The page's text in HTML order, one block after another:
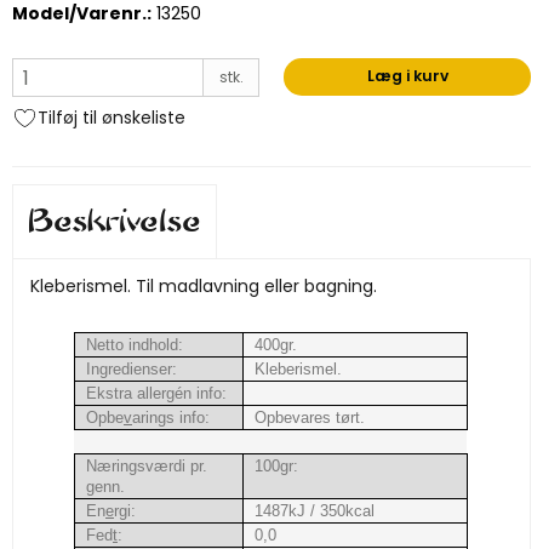
Model/Varenr.: 13250
stk. Læg i kurv
Tilføj til ønskeliste
Beskrivelse
Kleberismel. Til madlavning eller bagning.
Netto indhold:
400gr.
Ingredienser:
Kleberismel.
Ekstra allergén info:
Opbevarings info: Opbevares tørt.
Næringsværdi pr.
genn.
100gr:
Energi:
1487kJ / 350kcal
Fedt:
0,0